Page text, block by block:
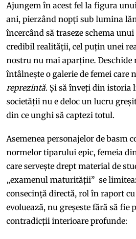
Ajungem în acest fel la figura unui
ani, pierzând nopți sub lumina
încercând să traseze schema
credibil realității, cel puțin unei
nostru nu mai aparține. Deschide
întâlnește o galerie de femei care
reprezintă. Și să înveți din istoria
societății nu e deloc un lucru
din ce unghi să captezi totul.
Asemenea personajelor de basm
normelor tiparului epic, femeia
care servește drept material de
„examenul maturității” se
consecință directă, rol în raport
evoluează, nu greșeste fără să fie
contradicții interioare profunde: